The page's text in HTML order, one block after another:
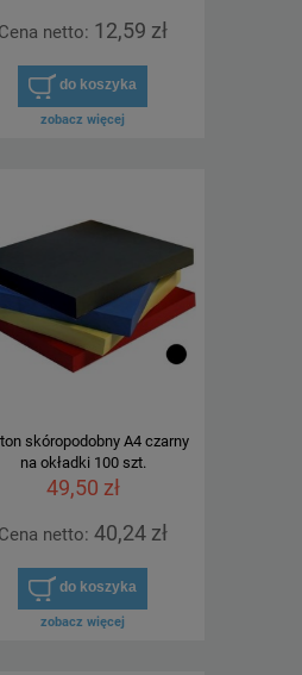
Cena netto: 12,59 zł
do koszyka
zobacz więcej
skóropodobny A4 czarny
na okładki 100 szt.
49,50 zł
Cena netto: 40,24 zł
do koszyka
zobacz więcej